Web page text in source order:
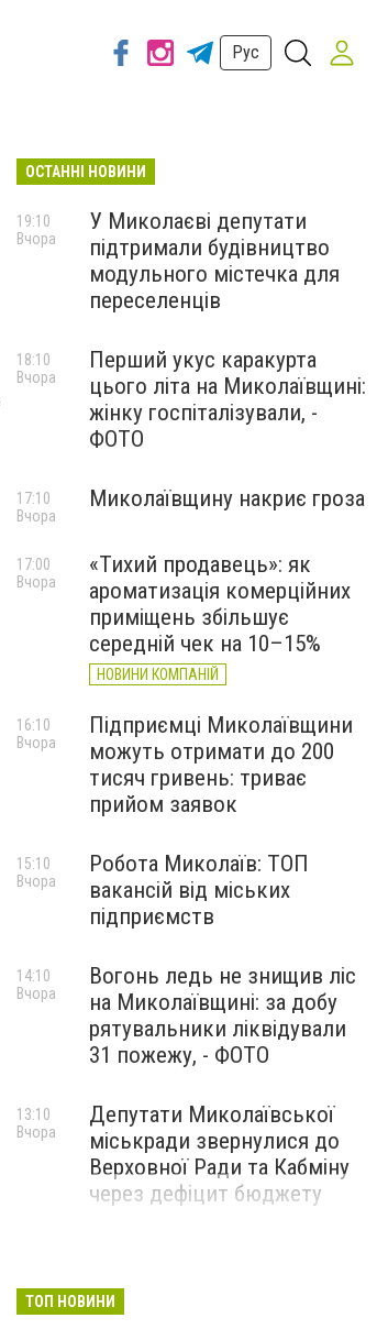
Рус
ОСТАННІ НОВИНИ
У Миколаєві депутати
підтримали будівництво
модульного містечка для
переселенців
19:10
Вчора
Перший укус каракурта
цього літа на Миколаївщині:
жінку госпіталізували, -
ФОТО
18:10
Вчора
Миколаївщину накриє гроза
17:10
Вчора
«Тихий продавець»: як
ароматизація комерційних
приміщень збільшує
середній чек на 10–15%
НОВИНИ КОМПАНІЙ
17:00
Вчора
Підприємці Миколаївщини
можуть отримати до 200
тисяч гривень: триває
прийом заявок
16:10
Вчора
Робота Миколаїв: ТОП
вакансій від міських
підприємств
15:10
Вчора
Вогонь ледь не знищив ліс
на Миколаївщині: за добу
рятувальники ліквідували
31 пожежу, - ФОТО
14:10
Вчора
Депутати Миколаївської
міськради звернулися до
Верховної Ради та Кабміну
через дефіцит бюджету
13:10
Вчора
ТОП НОВИНИ